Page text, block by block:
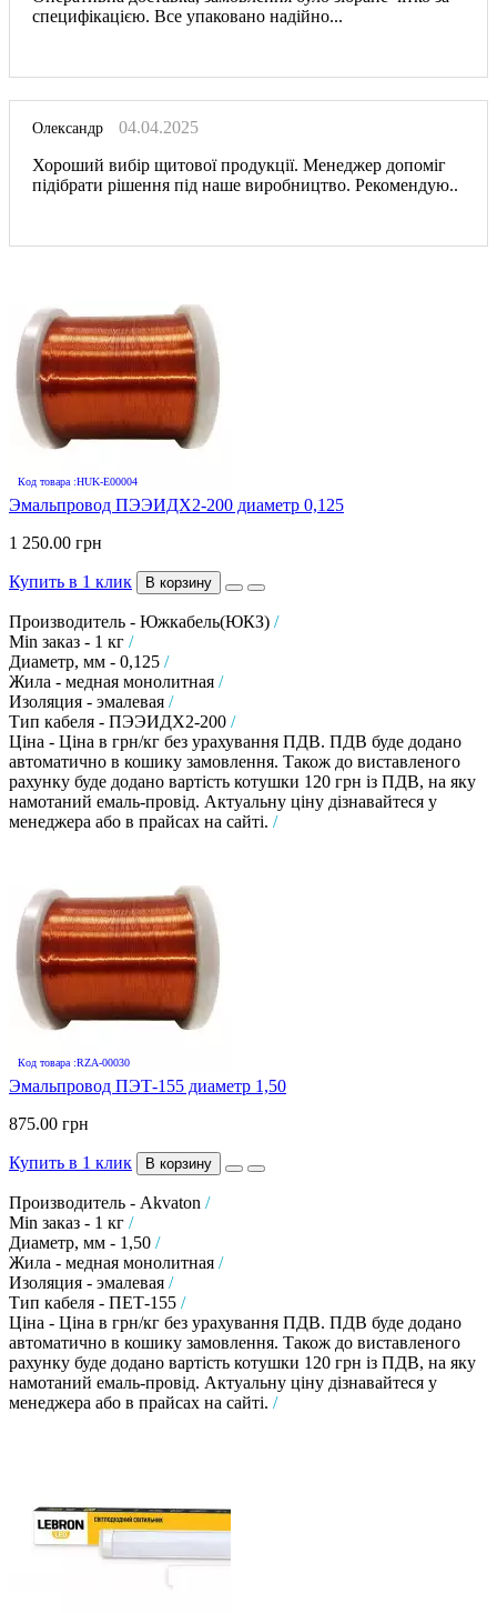
специфікацією. Все упаковано надійно...
Олександр
04.04.2025
Хороший вибір щитової продукції. Менеджер допоміг
підібрати рішення під наше виробництво. Рекомендую..
Код товара :HUK-E00004
Эмальпровод ПЭЭИДХ2-200 диаметр 0,125
1 250.00 грн
Купить в 1 клик В корзину
Производитель - Южкабель(ЮКЗ) /
Min заказ - 1 кг /
Диаметр, мм - 0,125 /
Жила - медная монолитная /
Изоляция - эмалевая /
Тип кабеля - ПЭЭИДХ2-200 /
Ціна - Ціна в грн/кг без урахування ПДВ. ПДВ буде додано
автоматично в кошику замовлення. Також до виставленого
рахунку буде додано вартість котушки 120 грн із ПДВ, на яку
намотаний емаль-провід. Актуальну ціну дізнавайтеся у
менеджера або в прайсах на сайті. /
Код товара :RZA-00030
Эмальпровод ПЭТ-155 диаметр 1,50
875.00 грн
Купить в 1 клик В корзину
Производитель - Akvaton /
Min заказ - 1 кг /
Диаметр, мм - 1,50 /
Жила - медная монолитная /
Изоляция - эмалевая /
Тип кабеля - ПЕТ-155 /
Ціна - Ціна в грн/кг без урахування ПДВ. ПДВ буде додано
автоматично в кошику замовлення. Також до виставленого
рахунку буде додано вартість котушки 120 грн із ПДВ, на яку
намотаний емаль-провід. Актуальну ціну дізнавайтеся у
менеджера або в прайсах на сайті. /